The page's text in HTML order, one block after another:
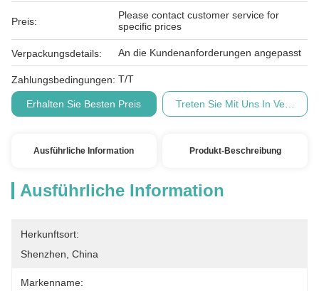
Preis:
Please contact customer service for
specific prices
Verpackungsdetails: An die Kundenanforderungen angepasst
Zahlungsbedingungen: T/T
Erhalten Sie Besten Preis Treten Sie Mit Uns In
Ausführliche Information Produkt-Beschreibung
Ausführliche Information
Herkunftsort:
Shenzhen, China
Markenname: